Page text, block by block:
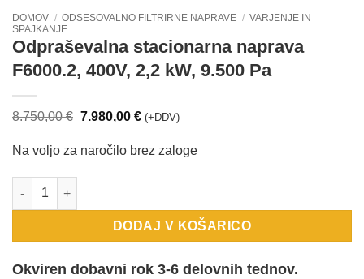
DOMOV / ODSESOVALNO FILTRIRNE NAPRAVE / VARJENJE IN
SPAJKANJE
Odpraševalna stacionarna naprava
F6000.2, 400V, 2,2 kW, 9.500 Pa
8.750,00€ Izvirna
bila:
7.980,00 €Trenutna
7.980,00 €.
(+DDV)
Na voljo za naročilo brez zaloge
Odpraševalna stacionarna naprava F6000.2, 400V, 2,2 kW,
DODAJ V KOŠARICO
Okviren dobavni rok 3-6 delovnih tednov.